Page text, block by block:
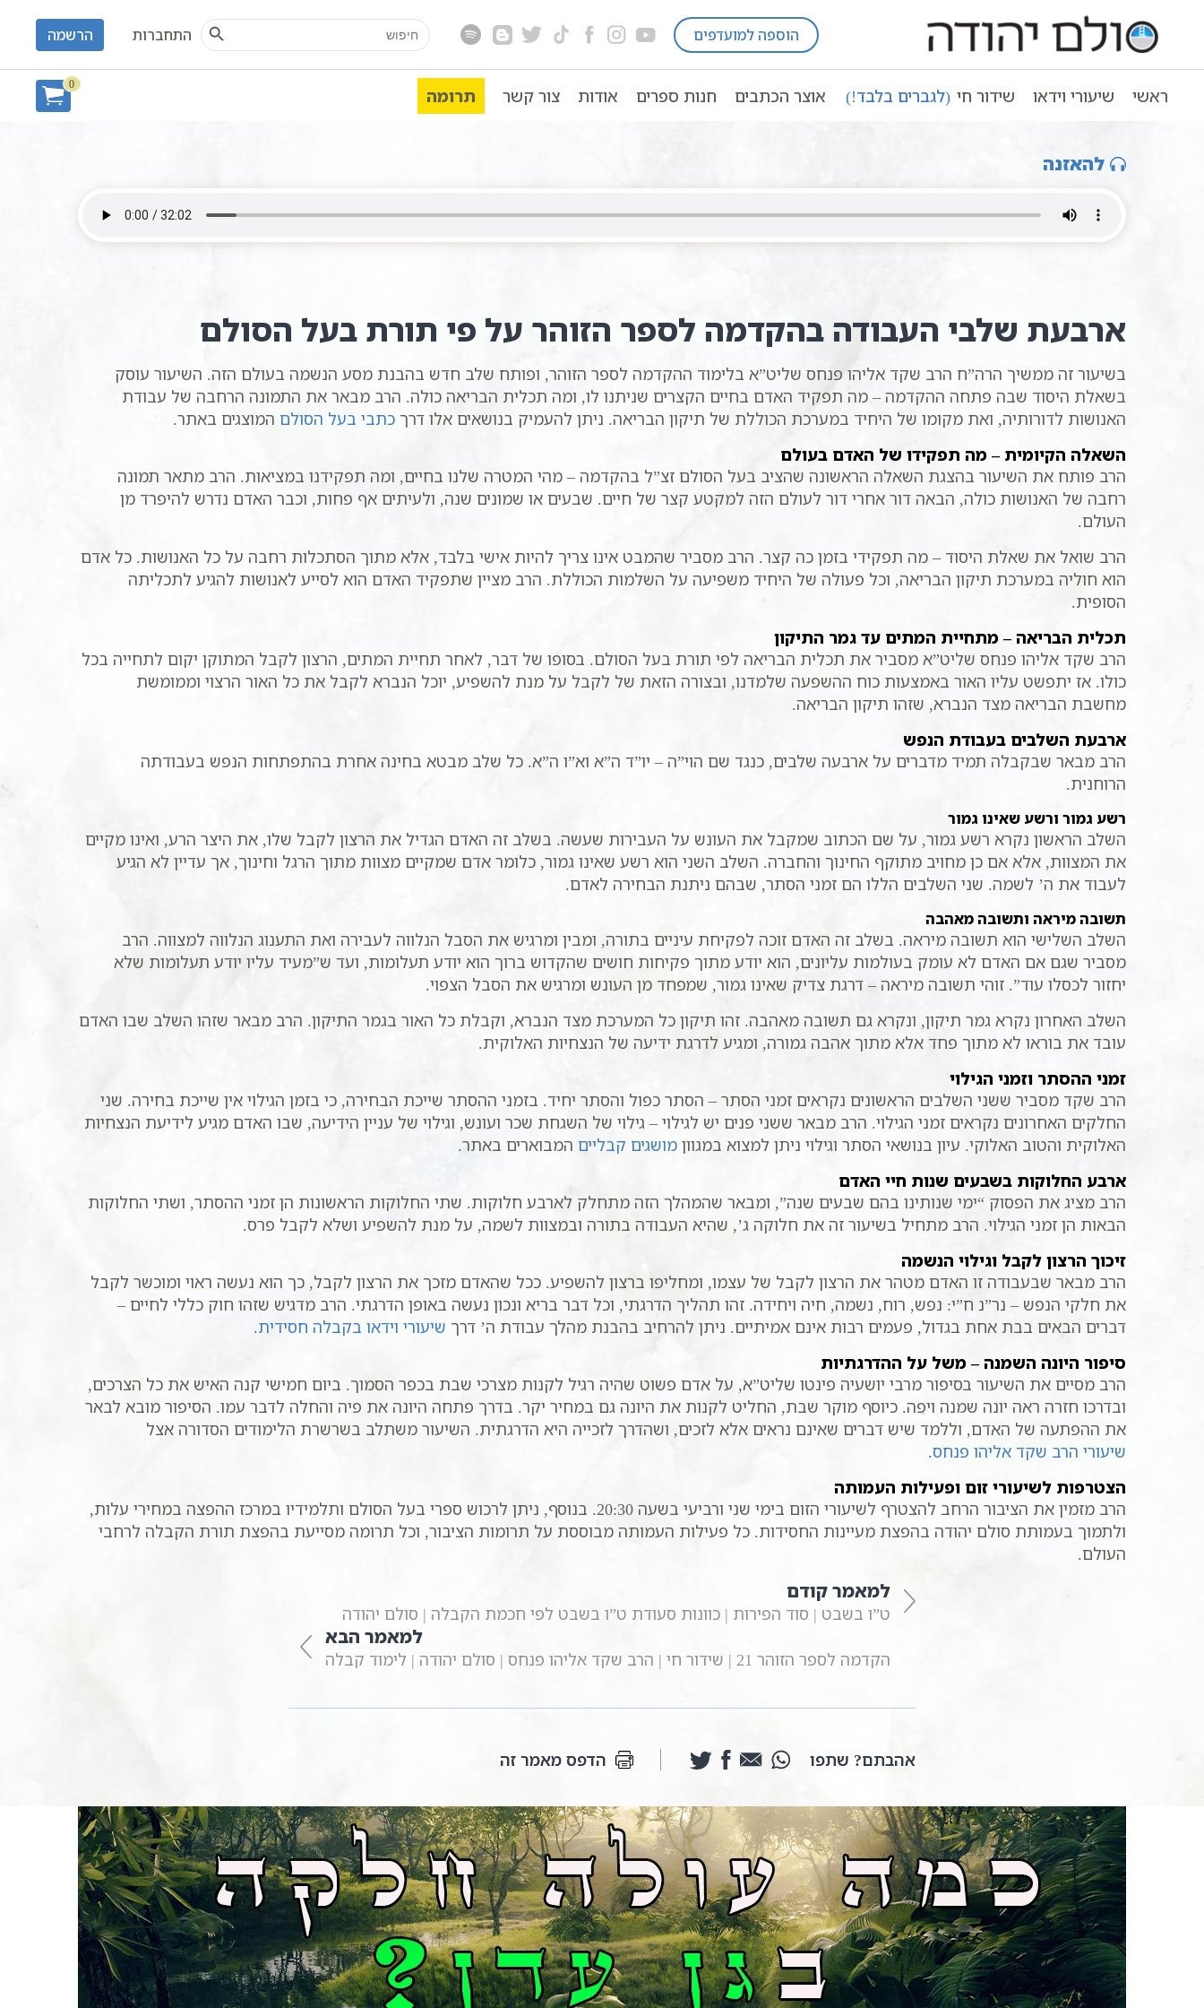
הוספה למועדפים Search
for:
Search Button
התחברות הרשמה
ראשי שיעורי וידאו שידור חי (לגברים בלבד!) אוצר הכתבים חנות ספרים אודות צור קשר תרומה
0
עמוד ראשי שיעורי וידאו שיעורי קבלה כתבי אשלג הקדמה לספר הזוהר
שידורים חיים
הקדמה לספר הזוהר 20 | שידור חי | הרב שקד אליהו פנחס | סולם יהודה | לימוד קבלה
להאזנה
ארבעת שלבי העבודה בהקדמה לספר הזוהר על פי תורת בעל הסולם
בשיעור זה ממשיך הרה”ח הרב שקד אליהו פנחס שליט”א בלימוד ההקדמה לספר הזוהר, ופותח שלב חדש בהבנת מסע הנשמה בעולם הזה. השיעור עוסק
בשאלת היסוד שבה פתחה ההקדמה – מה תפקיד האדם בחיים הקצרים שניתנו לו, ומה תכלית הבריאה כולה. הרב מבאר את התמונה הרחבה של עבודת
האנושות לדורותיה, ואת מקומו של היחיד במערכת הכוללת של תיקון הבריאה. ניתן להעמיק בנושאים אלו דרך כתבי בעל הסולם המוצגים באתר.
השאלה הקיומית – מה תפקידו של האדם בעולם
הרב פותח את השיעור בהצגת השאלה הראשונה שהציב בעל הסולם זצ”ל בהקדמה – מהי המטרה שלנו בחיים, ומה תפקידנו במציאות. הרב מתאר תמונה
רחבה של האנושות כולה, הבאה דור אחרי דור לעולם הזה למקטע קצר של חיים. שבעים או שמונים שנה, ולעיתים אף פחות, וכבר האדם נדרש להיפרד מן
העולם.
הרב שואל את שאלת היסוד – מה תפקידי בזמן כה קצר. הרב מסביר שהמבט אינו צריך להיות אישי בלבד, אלא מתוך הסתכלות רחבה על כל האנושות. כל אדם
הוא חוליה במערכת תיקון הבריאה, וכל פעולה של היחיד משפיעה על השלמות הכוללת. הרב מציין שתפקיד האדם הוא לסייע לאנושות להגיע לתכליתה
הסופית.
תכלית הבריאה – מתחיית המתים עד גמר התיקון
הרב שקד אליהו פנחס שליט”א מסביר את תכלית הבריאה לפי תורת בעל הסולם. בסופו של דבר, לאחר תחיית המתים, הרצון לקבל המתוקן יקום לתחייה בכל
כולו. אז יתפשט עליו האור באמצעות כוח ההשפעה שלמדנו, ובצורה הזאת של לקבל על מנת להשפיע, יוכל הנברא לקבל את כל האור הרצוי וממומשת
מחשבת הבריאה מצד הנברא, שזהו תיקון הבריאה.
ארבעת השלבים בעבודת הנפש
הרב מבאר שבקבלה תמיד מדברים על ארבעה שלבים, כנגד שם הוי”ה – יו”ד ה”א וא”ו ה”א. כל שלב מבטא בחינה אחרת בהתפתחות הנפש בעבודתה
הרוחנית.
רשע גמור ורשע שאינו גמור
השלב הראשון נקרא רשע גמור, על שם הכתוב שמקבל את העונש על העבירות שעשה. בשלב זה האדם הגדיל את הרצון לקבל שלו, את היצר הרע, ואינו מקיים
את המצוות, אלא אם כן מחויב מתוקף החינוך והחברה. השלב השני הוא רשע שאינו גמור, כלומר אדם שמקיים מצוות מתוך הרגל וחינוך, אך עדיין לא הגיע
לעבוד את ה’ לשמה. שני השלבים הללו הם זמני הסתר, שבהם ניתנת הבחירה לאדם.
תשובה מיראה ותשובה מאהבה
השלב השלישי הוא תשובה מיראה. בשלב זה האדם זוכה לפקיחת עיניים בתורה, ומבין ומרגיש את הסבל הנלווה לעבירה ואת התענוג הנלווה למצווה. הרב
מסביר שגם אם האדם לא עומק בעולמות עליונים, הוא יודע מתוך פקיחות חושים שהקדוש ברוך הוא יודע תעלומות, ועד ש”מעיד עליו יודע תעלומות שלא
יחזור לכסלו עוד”. זוהי תשובה מיראה – דרגת צדיק שאינו גמור, שמפחד מן העונש ומרגיש את הסבל הצפוי.
השלב האחרון נקרא גמר תיקון, ונקרא גם תשובה מאהבה. זהו תיקון כל המערכת מצד הנברא, וקבלת כל האור בגמר התיקון. הרב מבאר שזהו השלב שבו האדם
עובד את בוראו לא מתוך פחד אלא מתוך אהבה גמורה, ומגיע לדרגת ידיעה של הנצחיות האלוקית.
זמני ההסתר וזמני הגילוי
הרב שקד מסביר ששני השלבים הראשונים נקראים זמני הסתר – הסתר כפול והסתר יחיד. בזמני ההסתר שייכת הבחירה, כי בזמן הגילוי אין שייכת בחירה. שני
החלקים האחרונים נקראים זמני הגילוי. הרב מבאר ששני פנים יש לגילוי – גילוי של השגחת שכר ועונש, וגילוי של עניין הידיעה, שבו האדם מגיע לידיעת הנצחיות
האלוקית והטוב האלוקי. עיון בנושאי הסתר וגילוי ניתן למצוא במגוון מושגים קבליים המבוארים באתר.
ארבע החלוקות בשבעים שנות חיי האדם
הרב מציג את הפסוק “ימי שנותינו בהם שבעים שנה”, ומבאר שהמהלך הזה מתחלק לארבע חלוקות. שתי החלוקות הראשונות הן זמני ההסתר, ושתי החלוקות
הבאות הן זמני הגילוי. הרב מתחיל בשיעור זה את חלוקה ג’, שהיא העבודה בתורה ובמצוות לשמה, על מנת להשפיע ושלא לקבל פרס.
זיכוך הרצון לקבל וגילוי הנשמה
הרב מבאר שבעבודה זו האדם מטהר את הרצון לקבל של עצמו, ומחליפו ברצון להשפיע. ככל שהאדם מזכך את הרצון לקבל, כך הוא נעשה ראוי ומוכשר לקבל
את חלקי הנפש – נר”נ ח”י: נפש, רוח, נשמה, חיה ויחידה. זהו תהליך הדרגתי, וכל דבר בריא ונכון נעשה באופן הדרגתי. הרב מדגיש שזהו חוק כללי לחיים –
דברים הבאים בבת אחת בגדול, פעמים רבות אינם אמיתיים. ניתן להרחיב בהבנת מהלך עבודת ה’ דרך שיעורי וידאו בקבלה חסידית.
סיפור היונה השמנה – משל על ההדרגתיות
הרב מסיים את השיעור בסיפור מרבי יושעיה פינטו שליט”א, על אדם פשוט שהיה רגיל לקנות מצרכי שבת בכפר הסמוך. ביום חמישי קנה האיש את כל הצרכים,
ובדרכו חזרה ראה יונה שמנה ויפה. כיוסף מוקר שבת, החליט לקנות את היונה גם במחיר יקר. בדרך פתחה היונה את פיה והחלה לדבר עמו. הסיפור מובא לבאר
את ההפתעה של האדם, וללמד שיש דברים שאינם נראים אלא לזכים, ושהדרך לזכייה היא הדרגתית. השיעור משתלב בשרשרת הלימודים הסדורה אצל
שיעורי הרב שקד אליהו פנחס.
הצטרפות לשיעורי זום ופעילות העמותה
הרב מזמין את הציבור הרחב להצטרף לשיעורי הזום בימי שני ורביעי בשעה 20:30. בנוסף, ניתן לרכוש ספרי בעל הסולם ותלמידיו במרכז ההפצה במחירי עלות,
ולתמוך בעמותת סולם יהודה בהפצת מעיינות החסידות. כל פעילות העמותה מבוססת על תרומות הציבור, וכל תרומה מסייעת בהפצת תורת הקבלה לרחבי
העולם.
למאמר קודם
ט”ו בשבט | סוד הפירות | כוונות סעודת ט”ו בשבט לפי חכמת הקבלה | סולם יהודה
למאמר הבא
הקדמה לספר הזוהר 21 | שידור חי | הרב שקד אליהו פנחס | סולם יהודה | לימוד קבלה
אהבתם? שתפו הדפס מאמר זה